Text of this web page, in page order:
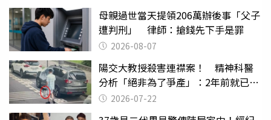
母親過世當天提領206萬辦後事「父子
遭判刑」 律師：搶錢先下手是罪
2026-08-07
陽交大教授殺害連襟案！ 精神科醫
分析「絕非為了爭產」：2年前就已言
行詭異
2026-07-22